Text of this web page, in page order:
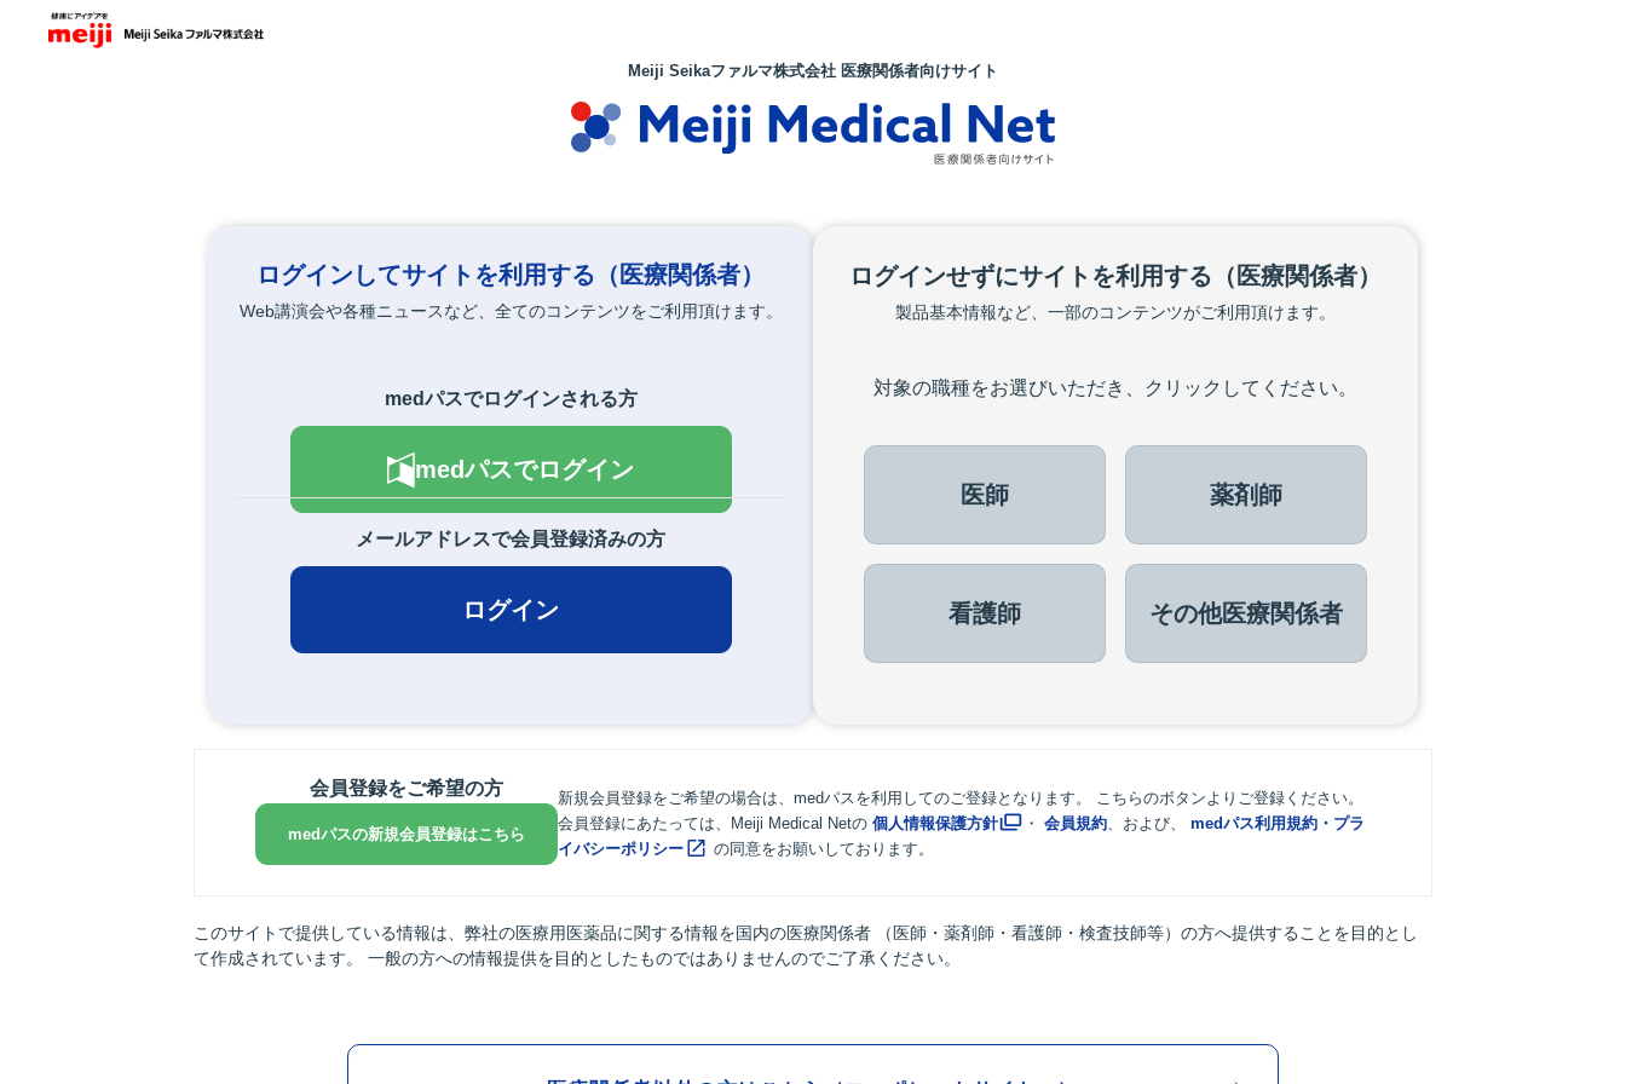
Meiji Seikaファルマ株式会社 医療関係者向けサイト
ログインしてサイトを利用する （医療関係者）
Web講演会や各種ニュースなど、全てのコンテンツをご利用頂けます。
medパスでログインされる方
medパスでログイン
メールアドレスで会員登録済みの方
ログイン
ログインせずにサイトを利用する （医療関係者）
製品基本情報など、一部のコンテンツがご利用頂けます。
対象の職種をお選びいただき、クリックしてください。
医師 薬剤師
看護師 その他医療関係者
会員登録をご希望の方
medパスの新規会員登録はこちら
新規会員登録をご希望の場合は、medパスを利用してのご登録となります。 こちらのボタンよりご登録ください。
会員登録にあたっては、Meiji Medical Netの 個人情報保護方針 ・ 会員規約、および、 medパス利用規約・プラ
イバシーポリシー
の同意をお願いしております。
このサイトで提供している情報は、弊社の医療用医薬品に関する情報を国内の医療関係者 （医師・薬剤師・看護師・検査技師等）の方へ提供することを目的とし
て作成されています。 一般の方への情報提供を目的としたものではありませんのでご了承ください。